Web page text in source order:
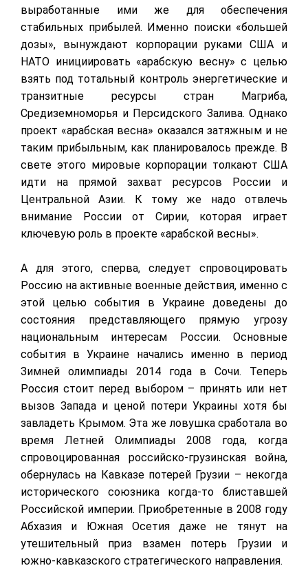
выработанные ими же для обеспечения
стабильных прибылей. Именно поиски «большей
дозы», вынуждают корпорации руками США и
НАТО инициировать «арабскую весну» с целью
взять под тотальный контроль энергетические и
транзитные ресурсы стран Магриба,
Средиземноморья и Персидского Залива. Однако
проект «арабская весна» оказался затяжным и не
таким прибыльным, как планировалось прежде. В
свете этого мировые корпорации толкают США
идти на прямой захват ресурсов России и
Центральной Азии. К тому же надо отвлечь
внимание России от Сирии, которая играет
ключевую роль в проекте «арабской весны».
А для этого, сперва, следует спровоцировать
Россию на активные военные действия, именно с
этой целью события в Украине доведены до
состояния представляющего прямую угрозу
национальным интересам России. Основные
события в Украине начались именно в период
Зимней олимпиады 2014 года в Сочи. Теперь
Россия стоит перед выбором – принять или нет
вызов Запада и ценой потери Украины хотя бы
завладеть Крымом. Эта же ловушка сработала во
время Летней Олимпиады 2008 года, когда
спровоцированная российско-грузинская война,
обернулась на Кавказе потерей Грузии – некогда
исторического союзника когда-то блиставшей
Российской империи. Приобретенные в 2008 году
Абхазия и Южная Осетия даже не тянут на
утешительный приз взамен потерь Грузии и
южно-кавказского стратегического направления.